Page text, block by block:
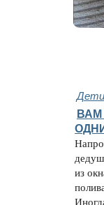
ВАМ
из